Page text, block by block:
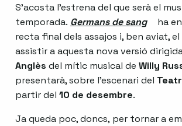
S’acosta l’estrena del que serà el
temporada. Germans de sang Abre
ha
recta final dels assajos i, ben aviat,
assistir a aquesta nova versió
Anglès del mític musical de Willy
presentarà, sobre l’escenari del
partir del 10 de desembre.
Ja queda poc, doncs, per tornar a